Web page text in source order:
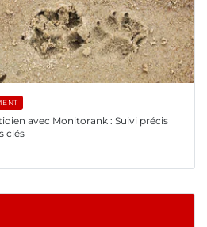
avec Monitorank : Suivi précis
clés